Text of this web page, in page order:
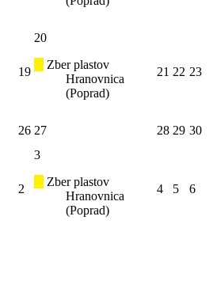
19
20
Zber plastov
Hranovnica
(Poprad)
21 22 23
26 27 28 29 30
2
3
Zber plastov
Hranovnica
(Poprad)
4 5 6